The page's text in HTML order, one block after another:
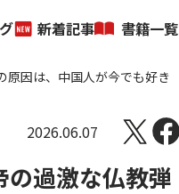
新着記事 書籍一覧
因は、中国人が今でも好き
2026.06.07
過激な仏教弾